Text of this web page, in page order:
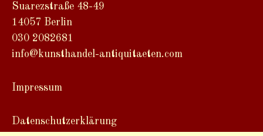
Suarezstraße 48-49
14057 Berlin
030 2082681
info@kunsthandel-antiquitaeten.com
Impressum
Datenschutzerklärung